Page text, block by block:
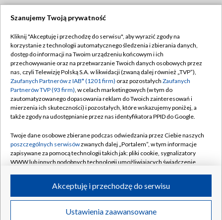
TVP
Abonament TVP
Emisja w TVP
Centrum informacji TVP
Naziemna Telewizja Cyfrowa
Rada Programowa
System NOS
Informacje o nadawcy
Program dla prasy
Regulamin TVP
Polityka prywatności
Moje zgody
Pomoc
Kontakt
Kanały
©2026 Telewizja Polska S.A. w likwidacji
Szanujemy Twoją prywatność
Kliknij "Akceptuję i przechodzę do serwisu", aby wyrazić zgody na
korzystanie z technologii automatycznego śledzenia i zbierania danych,
dostęp do informacji na Twoim urządzeniu końcowym i ich
przechowywanie oraz na przetwarzanie Twoich danych osobowych przez
nas, czyli Telewizję Polską S.A. w likwidacji (zwaną dalej również „TVP”),
Zaufanych Partnerów z IAB* (1201 firm) oraz pozostałych Zaufanych
Partnerów TVP (93 firm), w celach marketingowych (w tym do
zautomatyzowanego dopasowania reklam do Twoich zainteresowań i
mierzenia ich skuteczności) i pozostałych, które wskazujemy poniżej, a
także zgody na udostępnianie przez nas identyfikatora PPID do Google.
Twoje dane osobowe zbierane podczas odwiedzania przez Ciebie naszych
poszczególnych serwisówzwanych dalej „Portalem”, w tym informacje
zapisywane za pomocą technologii takich jak: pliki cookie, sygnalizatory
WWW lub innych podobnych technologii umożliwiających świadczenie
ruchu w Internecie.
Twoje dane osobowe zbierane podczas odwiedzania przez Ciebie
poszczególnych serwisówna Portalu, takie jak adresy IP, identyfikatory
Ustawienia zaawansowane
Akceptuję i przechodzę do serwisu